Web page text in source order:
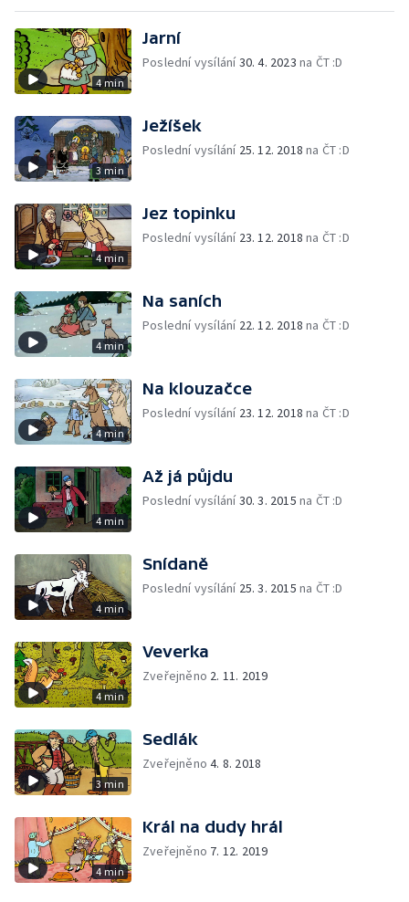
4 min
Jarní
Poslední vysílání30. 4. 2023 na ČT :D
3 min
Ježíšek
Poslední vysílání 25. 12. 2018 na ČT :D
4 min
Jez topinku
Poslední vysílání 23. 12. 2018 na ČT :D
4 min
Na saních
Poslední vysílání 22. 12. 2018 na ČT :D
4 min
Na klouzačce
Poslední vysílání 23. 12. 2018 na ČT :D
4 min
Až já půjdu
Poslední vysílání30. 3. 2015 na ČT :D
4 min
Snídaně
Poslední vysílání 25. 3. 2015 na ČT :D
4 min
Veverka
Zveřejněno 2. 11. 2019
3 min
Sedlák
Zveřejněno4. 8. 2018
4 min
Král na dudy hrál
Zveřejněno 7. 12. 2019